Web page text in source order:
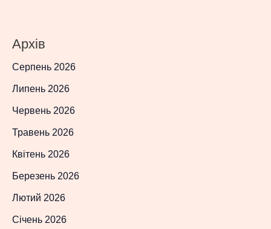
Архів
Серпень 2026
Липень 2026
Червень 2026
Травень 2026
Квітень 2026
Березень 2026
Лютий 2026
Січень 2026